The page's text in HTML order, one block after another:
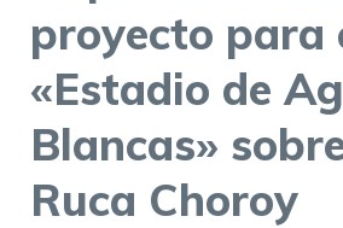
proyecto para
«Estadio de
Blancas»
Ruca Choroy